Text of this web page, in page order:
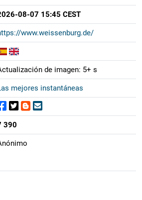
08-07 15:45 CEST
www.weissenburg.de/
de imagen: 5+ s
mejores instantáneas
390